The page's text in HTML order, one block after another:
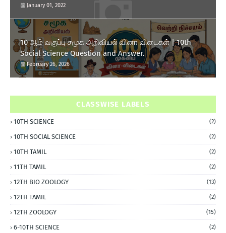
January 01, 2022
10 ஆம் வகுப்பு சமூக அறிவியல் வினா விடைகள் | 10th
Social Science Question and Answer.
February 26, 2026
CLASSWISE LABELS
10TH SCIENCE (2)
10TH SOCIAL SCIENCE (2)
10TH TAMIL (2)
11TH TAMIL (2)
12TH BIO ZOOLOGY (13)
12TH TAMIL (2)
12TH ZOOLOGY (15)
6-10TH SCIENCE (2)